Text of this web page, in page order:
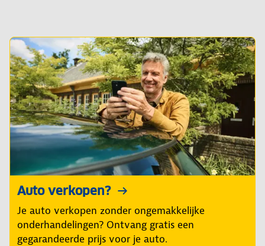
Auto verkopen?
Je auto verkopen zonder ongemakkelijke
onderhandelingen? Ontvang gratis een
gegarandeerde prijs voor je auto.